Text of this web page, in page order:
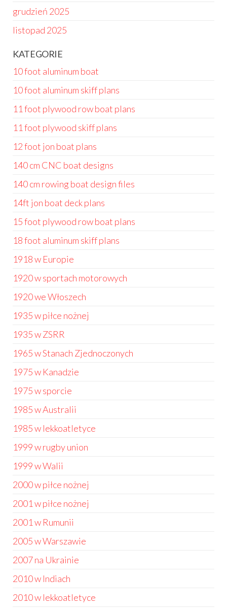
grudzień 2025
listopad 2025
KATEGORIE
10 foot aluminum boat
10 foot aluminum skiff plans
11 foot plywood row boat plans
11 foot plywood skiff plans
12 foot jon boat plans
140 cm CNC boat designs
140 cm rowing boat design files
14ft jon boat deck plans
15 foot plywood row boat plans
18 foot aluminum skiff plans
1918 w Europie
1920 w sportach motorowych
1920 we Włoszech
1935 w piłce nożnej
1935 w ZSRR
1965 w Stanach Zjednoczonych
1975 w Kanadzie
1975 w sporcie
1985 w Australii
1985 w lekkoatletyce
1999 w rugby union
1999 w Walii
2000 w piłce nożnej
2001 w piłce nożnej
2001 w Rumunii
2005 w Warszawie
2007 na Ukrainie
2010 w Indiach
2010 w lekkoatletyce